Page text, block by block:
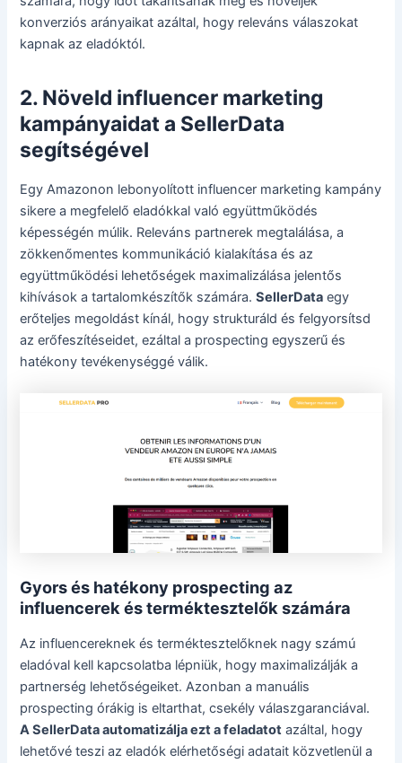
konverziós arányaikat azáltal, hogy releváns válaszokat
kapnak az eladóktól.
2. Növeld influencer marketing
kampányaidat a SellerData
segítségével
Egy Amazonon lebonyolított influencer marketing kampány
sikere a megfelelő eladókkal való együttműködés
képességén múlik. Releváns partnerek megtalálása, a
zökkenőmentes kommunikáció kialakítása és az
együttműködési lehetőségek maximalizálása jelentős
kihívások a tartalomkészítők számára.SellerData egy
erőteljes megoldást kínál, hogy strukturáld és felgyorsítsd
az erőfeszítéseidet, ezáltal a prospecting egyszerű és
hatékony tevékenységgé válik.
Gyors és hatékony prospecting az
influencerek és terméktesztelők számára
Az influencereknek és terméktesztelőknek nagy számú
eladóval kell kapcsolatba lépniük, hogy maximalizálják a
partnerség lehetőségeiket. Azonban a manuális
prospecting órákig is eltarthat, csekély válaszgaranciával.
A SellerData automatizálja ezt a feladatot azáltal, hogy
lehetővé teszi az eladók elérhetőségi adatait közvetlenül a